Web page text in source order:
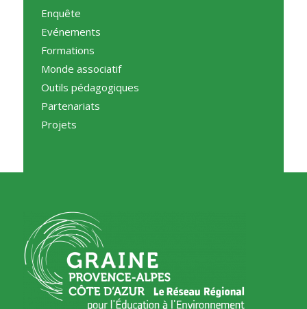
Enquête
Evénements
Formations
Monde associatif
Outils pédagogiques
Partenariats
Projets